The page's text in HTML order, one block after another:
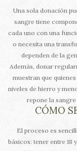
Una sola donación
sangre tiene
cada uno con una
o necesita una
dependen de la
Además, donar
muestran que
niveles de hierro y
repone la sangre
CÓMO
El proceso es
básicos: tener entre 18